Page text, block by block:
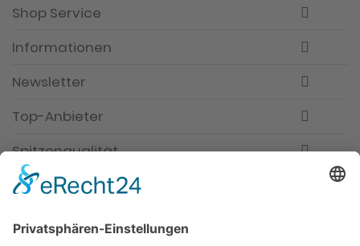
Shop Service
Informationen
Newsletter
Top-Anbieter
Spitzenqualität
Kompetente Beratung
Partner